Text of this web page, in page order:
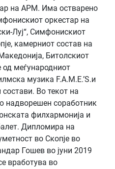
на АРМ. Има остварено
оркестар на
Луј“, Симфонискиот
камерниот состав на
Битолскиот
од меѓународниот
музика F.A.M.E.’S.и
Во текот на
надворешен соработник
филхармонија и
Дипломира на
во Скопје во
Гошев во јуни 2019
вработува во